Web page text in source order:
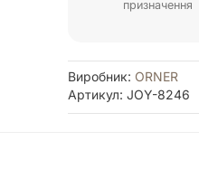
призначення
Виробник: ORNER
Артикул: JOY-8246